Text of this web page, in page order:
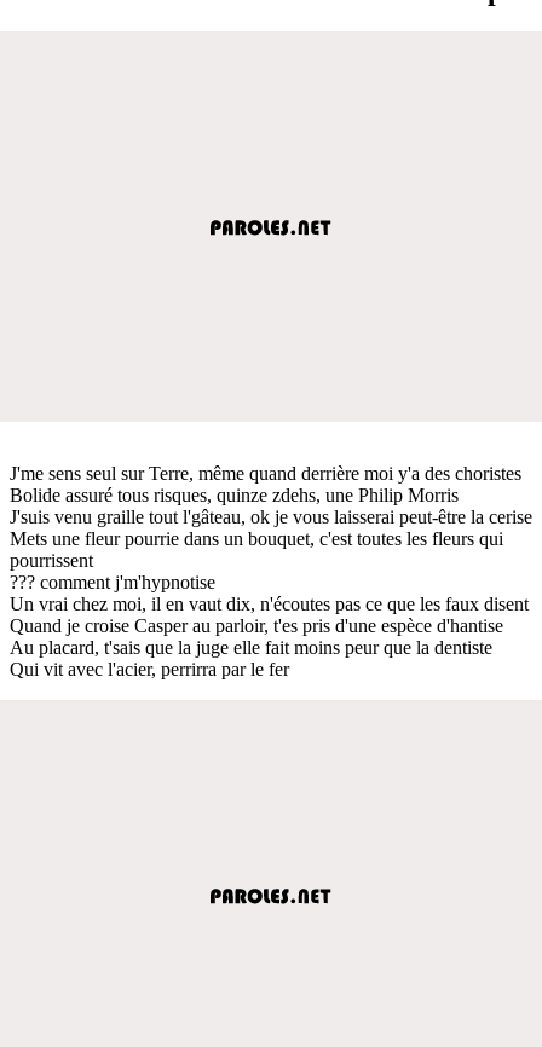
J'me sens seul sur Terre, même quand derrière moi y'a des choristes
Bolide assuré tous risques, quinze zdehs, une Philip Morris
J'suis venu graille tout l'gâteau, ok je vous laisserai peut-être la cerise
Mets une fleur pourrie dans un bouquet, c'est toutes les fleurs qui
pourrissent
??? comment j'm'hypnotise
Un vrai chez moi, il en vaut dix, n'écoutes pas ce que les faux disent
Quand je croise Casper au parloir, t'es pris d'une espèce d'hantise
Au placard, t'sais que la juge elle fait moins peur que la dentiste
Qui vit avec l'acier, perrirra par le fer